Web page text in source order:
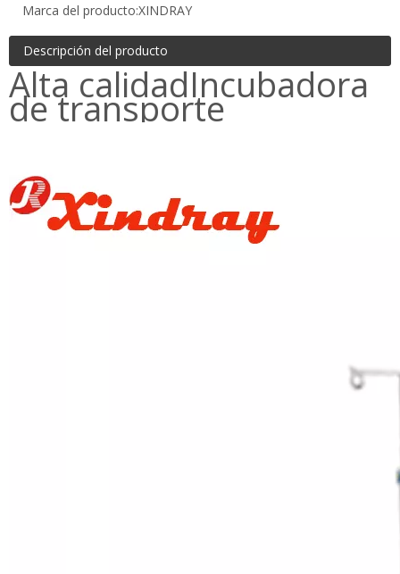
Marca del producto:XINDRAY
Descripción del producto
Alta calidadIncubadora
de transporte